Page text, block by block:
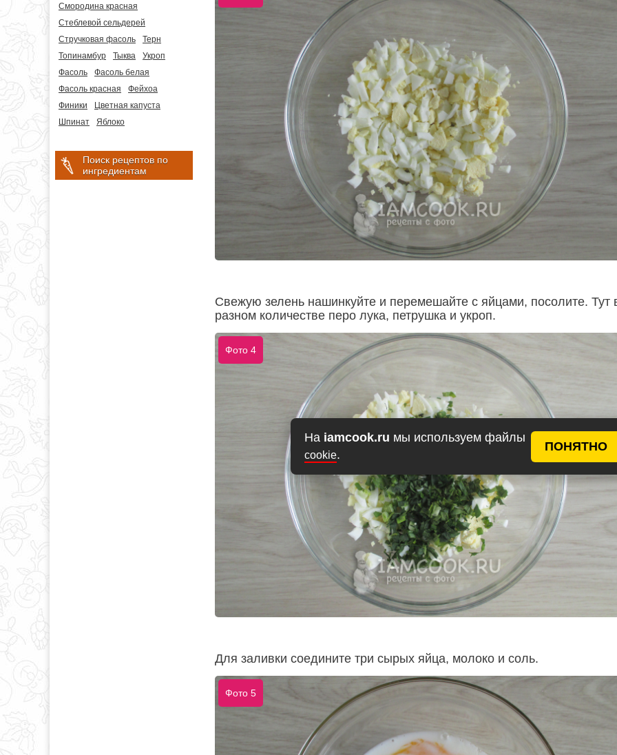
На iamcook.ru мы используем файлы
cookie.
ПОНЯТНО
Смородина красная
Стеблевой сельдерей
Стручковая фасоль
Терн
Топинамбур
Тыква
Укроп
Фасоль
Фасоль белая
Фасоль красная
Фейхоа
Финики
Цветная капуста
Шпинат
Яблоко
Поиск рецептов по
ингредиентам
Свежую зелень нашинкуйте и перемешайте с яйцами, посолите. Тут
разном количестве перо лука, петрушка и укроп.
Фото 4
Для заливки соедините три сырых яйца, молоко и соль.
Фото 5